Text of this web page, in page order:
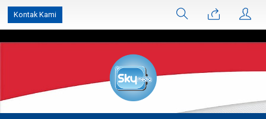
Kontak Kami